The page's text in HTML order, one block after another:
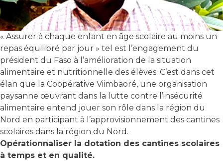
« Assurer à chaque enfant en âge scolaire au moins un
repas équilibré par jour » tel est l’engagement du
président du Faso à l’amélioration de la situation
alimentaire et nutritionnelle des élèves. C’est dans cet
élan que la Coopérative Viimbaoré, une organisation
paysanne œuvrant dans la lutte contre l’insécurité
alimentaire entend jouer son rôle dans la région du
Nord en participant à l’approvisionnement des cantines
scolaires dans la région du Nord.
Opérationnaliser la dotation des cantines scolaires
à temps et en qualité.